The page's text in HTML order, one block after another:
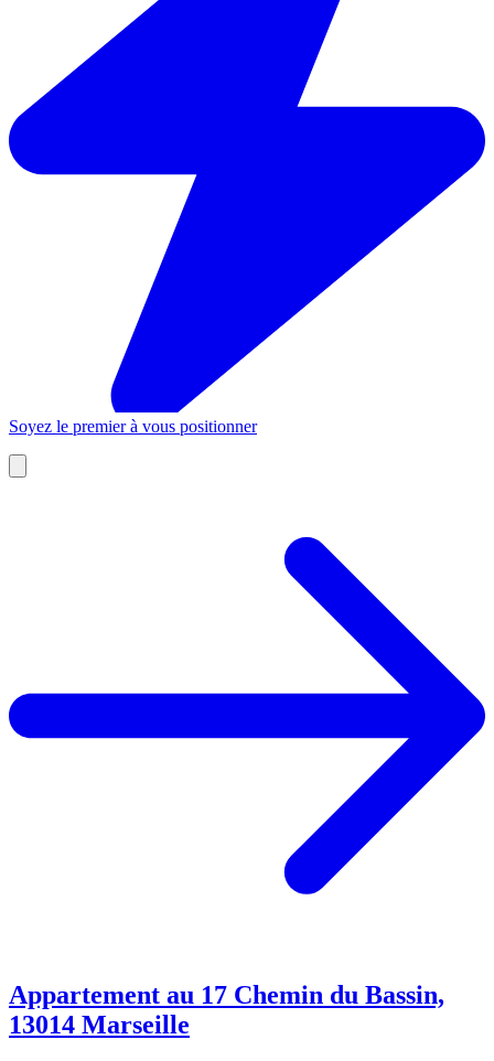
Soyez le premier à vous positionner
Appartement au 17 Chemin du Bassin,
13014 Marseille